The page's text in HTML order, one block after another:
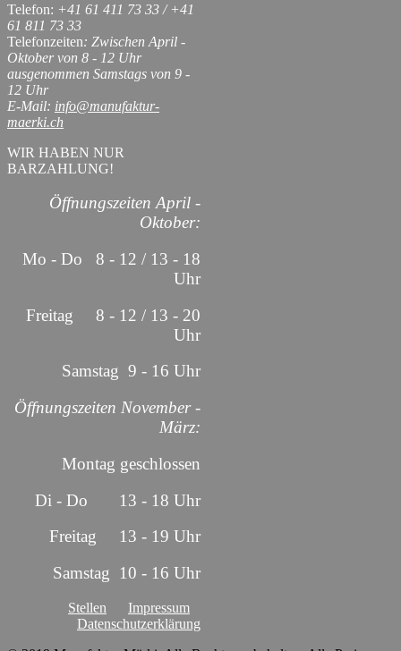
Telefon: +41 61 411 73 33 / +41
61 811 73 33
Telefonzeiten: Zwischen April -
Oktober von 8 - 12 Uhr
ausgenommen Samstags von 9 -
12 Uhr
E-Mail: info@manufaktur-
maerki.ch
WIR HABEN NUR
BARZAHLUNG!
Öffnungszeiten April -
Oktober:
Mo - Do 8 - 12 / 13 - 18
Uhr
Freitag 8 - 12 / 13 - 20
Uhr
Samstag 9 - 16 Uhr
Öffnungszeiten November -
März:
Montag geschlossen
Di - Do 13 - 18 Uhr
Freitag 13 - 19 Uhr
Samstag 10 - 16 Uhr
Stellen
Impressum
Datenschutzerklärung